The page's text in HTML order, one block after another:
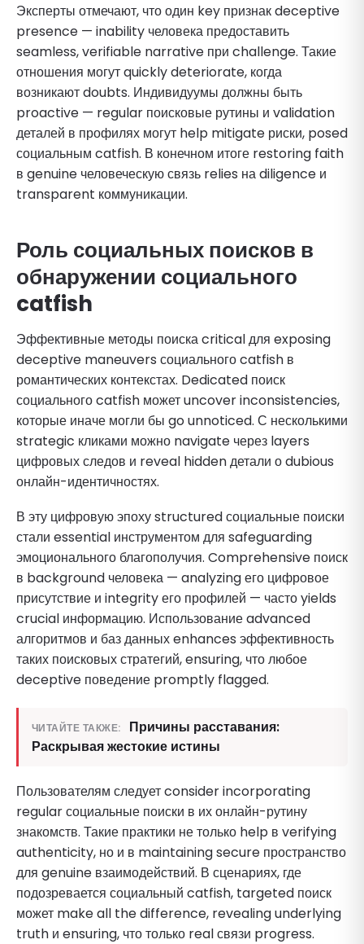
Эксперты отмечают, что один key признак deceptive
presence — inability человека предоставить
seamless, verifiable narrative при challenge. Такие
отношения могут quickly deteriorate, когда
возникают doubts. Индивидуумы должны быть
proactive — regular поисковые рутины и validation
деталей в профилях могут help mitigate риски, posed
социальным catfish. В конечном итоге restoring faith
в genuine человеческую связь relies на diligence и
transparent коммуникации.
Роль социальных поисков в
обнаружении социального
catfish
Эффективные методы поиска critical для exposing
deceptive maneuvers социального catfish в
романтических контекстах. Dedicated поиск
социального catfish может uncover inconsistencies,
которые иначе могли бы go unnoticed. С несколькими
strategic кликами можно navigate через layers
цифровых следов и reveal hidden детали о dubious
онлайн-идентичностях.
В эту цифровую эпоху structured социальные поиски
стали essential инструментом для safeguarding
эмоционального благополучия. Comprehensive поиск
в background человека — analyzing его цифровое
присутствие и integrity его профилей — часто yields
crucial информацию. Использование advanced
алгоритмов и баз данных enhances эффективность
таких поисковых стратегий, ensuring, что любое
deceptive поведение promptly flagged.
ЧИТАЙТЕ ТАКЖЕ:
Причины расставания:
Раскрывая жестокие истины
Пользователям следует consider incorporating
regular социальные поиски в их онлайн-рутину
знакомств. Такие практики не только help в verifying
authenticity, но и в maintaining secure пространство
для genuine взаимодействий. В сценариях, где
подозревается социальный catfish, targeted поиск
может make all the difference, revealing underlying
truth и ensuring, что только real связи progress.